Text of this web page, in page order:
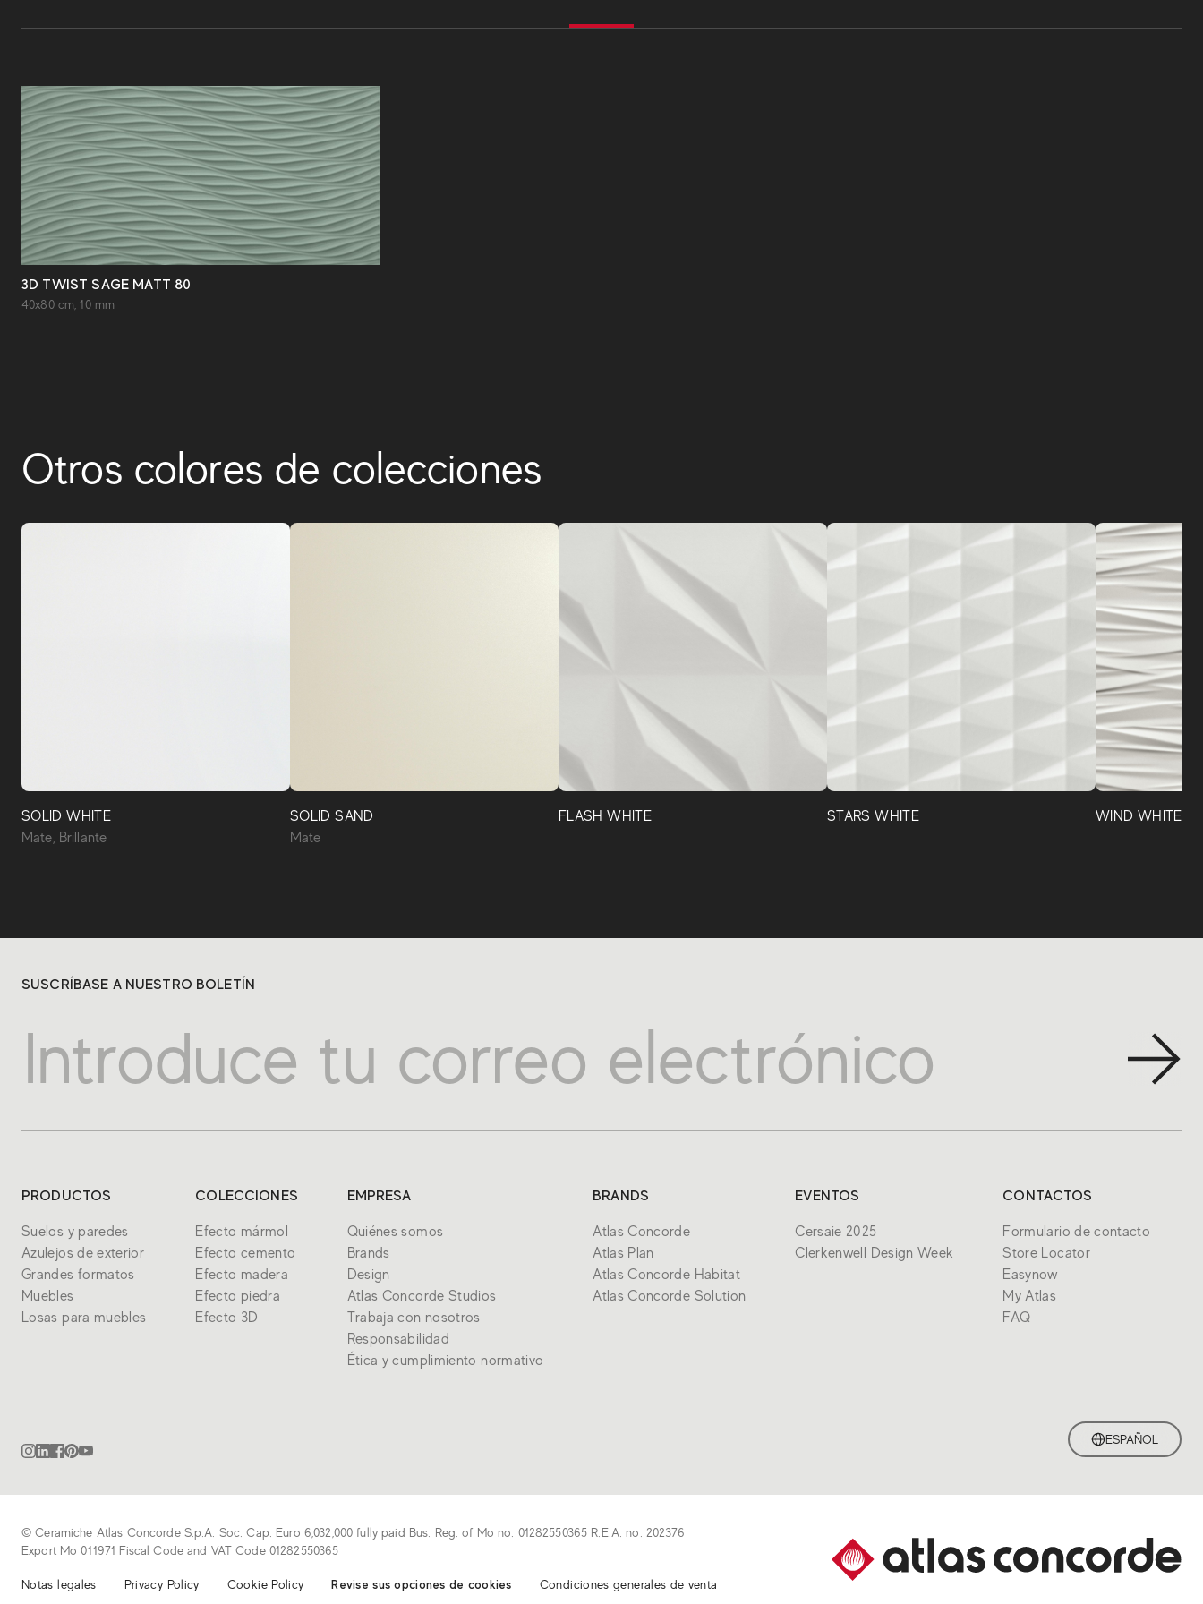
3D TWIST SAGE MATT 80
40x80 cm, 10 mm
Otros colores de colecciones
SOLID WHITE
Mate, Brillante
SOLID SAND
Mate
FLASH WHITE STARS WHITE WIND WHITE
SUSCRÍBASE A NUESTRO BOLETÍN
PRODUCTOS
Suelos y paredes
Azulejos de exterior
Grandes formatos
Muebles
Losas para muebles
COLECCIONES
Efecto mármol
Efecto cemento
Efecto madera
Efecto piedra
Efecto 3D
EMPRESA
Quiénes somos
Brands
Design
Atlas Concorde Studios
Trabaja con nosotros
Responsabilidad
Ética y cumplimiento normativo
BRANDS
Atlas Concorde
Atlas Plan
Atlas Concorde Habitat
Atlas Concorde Solution
EVENTOS
Cersaie 2025
Clerkenwell Design Week
CONTACTOS
Formulario de contacto
Store Locator
Easynow
My Atlas
FAQ
ESPAÑOL
© Ceramiche Atlas Concorde S.p.A. Soc. Cap. Euro 6,032,000 fully paid Bus. Reg. of Mo no. 01282550365 R.E.A. no. 202376
Export Mo 011971 Fiscal Code and VAT Code 01282550365
Notas legales Privacy Policy Cookie Policy Revise sus opciones de cookies Condiciones generales de venta